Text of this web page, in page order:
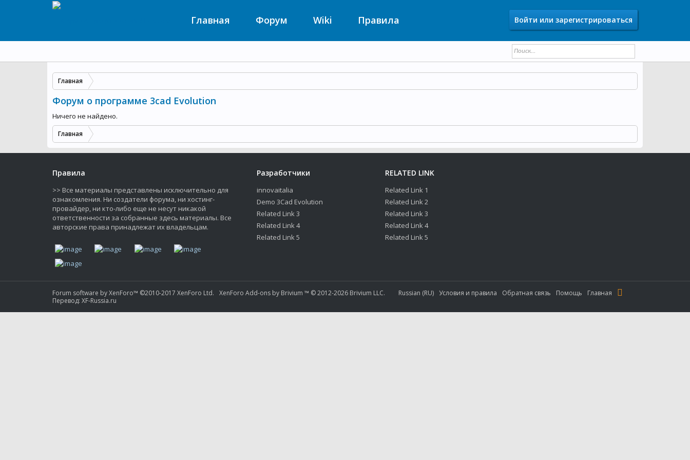
Главная
Форум о программе 3cad Evolution
Ничего не найдено.
Главная
Главная Форум Wiki Правила Войти или зарегистрироваться
Правила
>> Все материалы представлены исключительно для
ознакомления. Ни создатели форума, ни хостинг-
провайдер, ни кто-либо еще не несут никакой
ответственности за собранные здесь материалы. Все
авторские права принадлежат их владельцам.
Разработчики
innovaitalia
Demo 3Cad Evolution
Related Link 3
Related Link 4
Related Link 5
RELATED LINK
Related Link 1
Related Link 2
Related Link 3
Related Link 4
Related Link 5
Forum software by XenForo™ ©2010-2017 XenForo Ltd.
Перевод: XF-Russia.ru
XenForo Add-ons by Brivium ™ © 2012-2026 Brivium LLC. Russian (RU) Условия и правила Обратная связь Помощь Главная